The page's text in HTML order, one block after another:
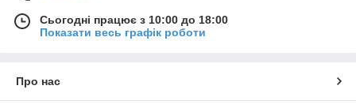
Сьогодні працює з 10:00 до 18:00
Показати весь графік роботи
Про нас